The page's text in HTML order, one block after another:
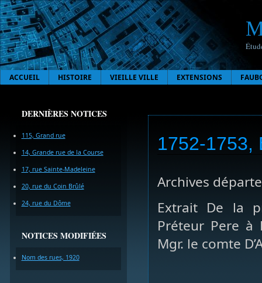
ACCUEIL HISTOIRE VIEILLE VILLE EXTENSIONS
DERNIÈRES NOTICES
115, Grand rue
14, Grande rue de la Course
17, rue Sainte-Madeleine
20, rue du Coin Brûlé
24, rue du Dôme
NOTICES MODIFIÉES
Nom des rues, 1920
1752-1753,
Archives
Extrait De la
Préteur Pere à
Mgr. le comte